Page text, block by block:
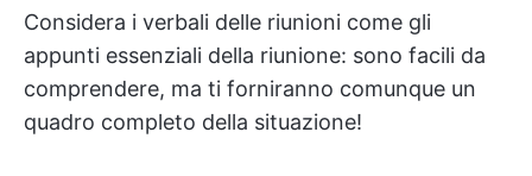
Considera i verbali delle riunioni come gli
appunti essenziali della riunione: sono facili da
comprendere, ma ti forniranno comunque un
quadro completo della situazione!